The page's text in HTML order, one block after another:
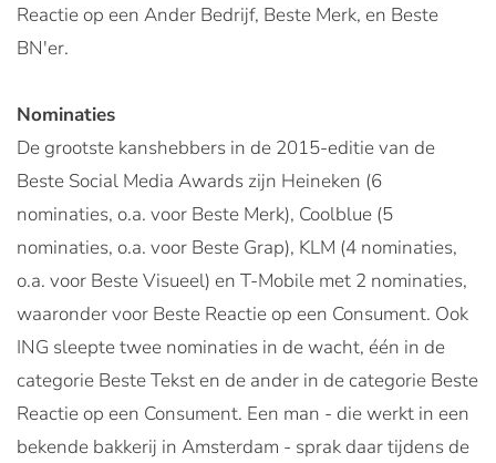
Reactie op een Ander Bedrijf, Beste Merk, en Beste
BN'er.
Nominaties
De grootste kanshebbers in de 2015-editie van de
Beste Social Media Awards zijn Heineken (6
nominaties, o.a. voor Beste Merk), Coolblue (5
nominaties, o.a. voor Beste Grap), KLM (4 nominaties,
o.a. voor Beste Visueel) en T-Mobile met 2 nominaties,
waaronder voor Beste Reactie op een Consument. Ook
ING sleepte twee nominaties in de wacht, één in de
categorie Beste Tekst en de ander in de categorie Beste
Reactie op een Consument. Een man - die werkt in een
bekende bakkerij in Amsterdam - sprak daar tijdens de